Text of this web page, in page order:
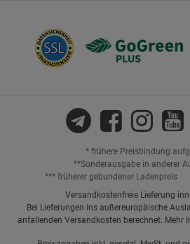
* frühere Preisbindung
**Sonderausgabe in anderer
*** früherer gebundener Ladenpreis
Versandkostenfreie Lieferung
Bei Lieferungen ins außereuropäische
anfallenden Versandkosten berechnet. Mehr